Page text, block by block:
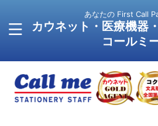
あなたの First Call
カウネット・医療機器
コールミ